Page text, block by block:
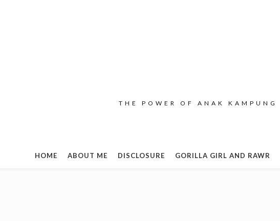
THE POWER OF ANAK KAMPUNG
HOME ABOUT ME DISCLOSURE GORILLA GIRL AND RAWR